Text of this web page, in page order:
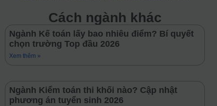
Cách ngành khác
Ngành Kế toán lấy bao nhiêu điểm? Bí quyết
chọn trường Top đầu 2026
Xem thêm »
Ngành Kiểm toán thi khối nào? Cập nhật
phương án tuyển sinh 2026